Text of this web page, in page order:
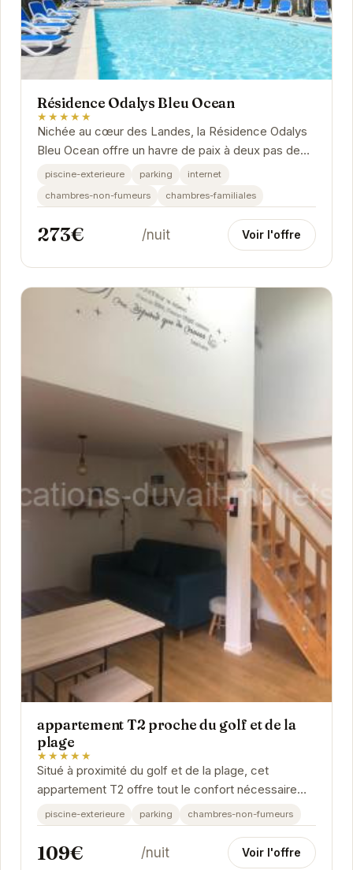
Résidence Odalys Bleu Ocean
★★★★★
Nichée au cœur des Landes, la Résidence Odalys
Bleu Ocean offre un havre de paix à deux pas de
l'océan. Ses appartements spacieux et...
piscine-exterieure parking
internet
chambres-non-fumeurs
chambres-familiales
273€ /nuit Voir l'offre
appartement T2 proche du golf et de la
plage
★★★★★
Situé à proximité du golf et de la plage, cet
appartement T2 offre tout le confort nécessaire
pour un séjour agréable. Lumineux et spacieux, il...
piscine-exterieure parking chambres-non-fumeurs
109€ /nuit Voir l'offre